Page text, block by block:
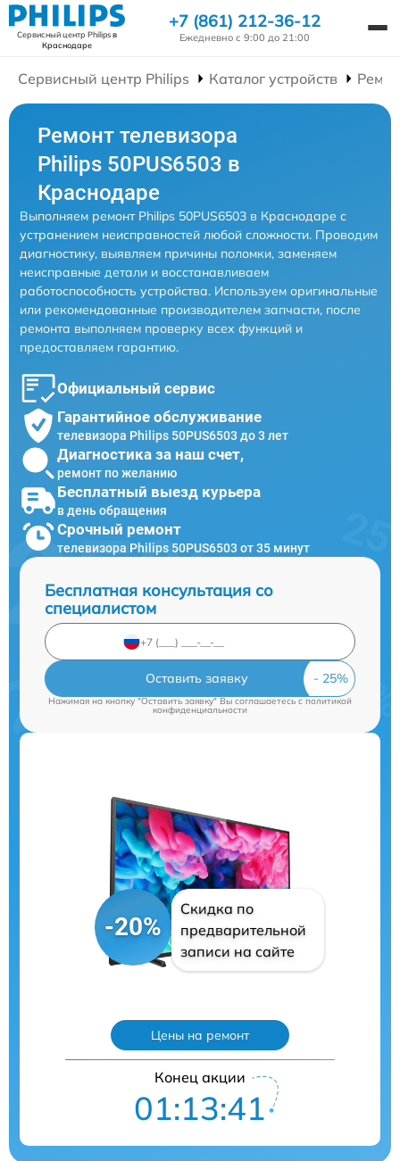
Сервисный центр Philipsв
Краснодаре
+7 (861) 212-36-12
Ежедневно с 9:00 до 21:00
Сервисный центр Philips Каталог устройств
Ремонт телевизора
Philips 50PUS6503 в
Краснодаре
Выполняем ремонт Philips 50PUS6503 в Краснодаре с
устранением неисправностей любой сложности. Проводим
диагностику, выявляем причины поломки, заменяем
неисправные детали и восстанавливаем
работоспособность устройства. Используем оригинальные
или рекомендованные производителем запчасти, после
ремонта выполняем проверку всех функций и
предоставляем гарантию.
Официальный сервис
Гарантийное обслуживание
телевизора Philips 50PUS6503 до 3 лет
Диагностика за наш счет,
ремонт по желанию
Бесплатный выезд курьера
в день обращения
Срочный ремонт
телевизора Philips 50PUS6503 от 35 минут
Бесплатная консультация со
специалистом
Оставить заявку
Нажимая на кнопку "Оставить заявку" Вы соглашаетесь c политикой
конфиденциальности
-20%
Скидка по
предварительной
записи на сайте
Цены на ремонт
Конец акции
01:13:40